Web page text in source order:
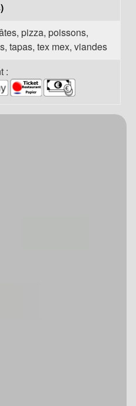
pizza, poissons,
tapas, tex mex, viandes
: